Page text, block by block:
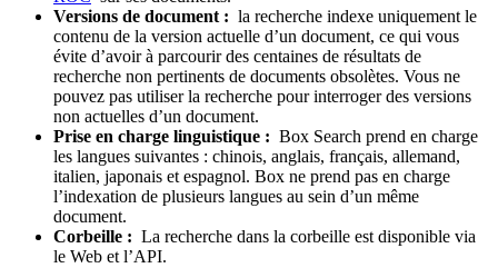
Versions de document : la recherche indexe uniquement le
contenu de la version actuelle d’un document, ce qui vous
évite d’avoir à parcourir des centaines de résultats de
recherche non pertinents de documents obsolètes. Vous ne
pouvez pas utiliser la recherche pour interroger des versions
non actuelles d’un document.
Prise en charge linguistique : Box Search prend en charge
les langues suivantes : chinois, anglais, français, allemand,
italien, japonais et espagnol. Box ne prend pas en charge
l’indexation de plusieurs langues au sein d’un même
document.
Corbeille : La recherche dans la corbeille est disponible via
le Web et l’API.